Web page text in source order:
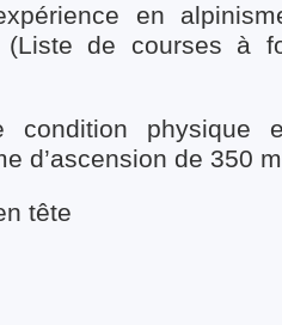
en
de courses à
condition physique
d’ascension de 350
tête